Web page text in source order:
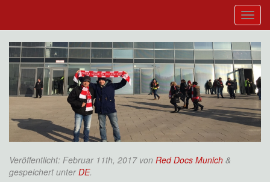
Veröffentlicht: Februar 11th, 2017von Red Docs Munich &
gespeichert unterDE.